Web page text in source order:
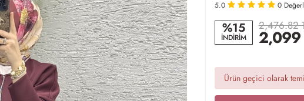
5.0 0
%15
İNDİRİM
2,476.82
2,099
Ürün geçici olarak